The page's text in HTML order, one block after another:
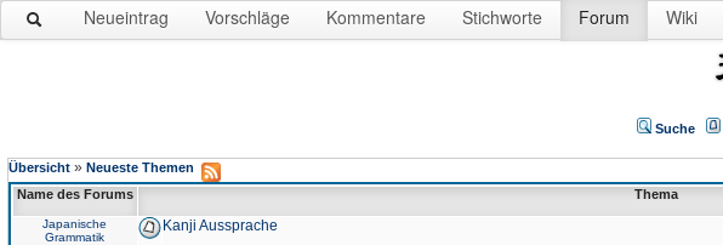
Neueintrag Vorschläge Kommentare Stichworte Forum Wiki
Suche
Übersicht » Neueste Themen
Name des Forums
Thema
Japanische
Grammatik
Kanji Aussprache